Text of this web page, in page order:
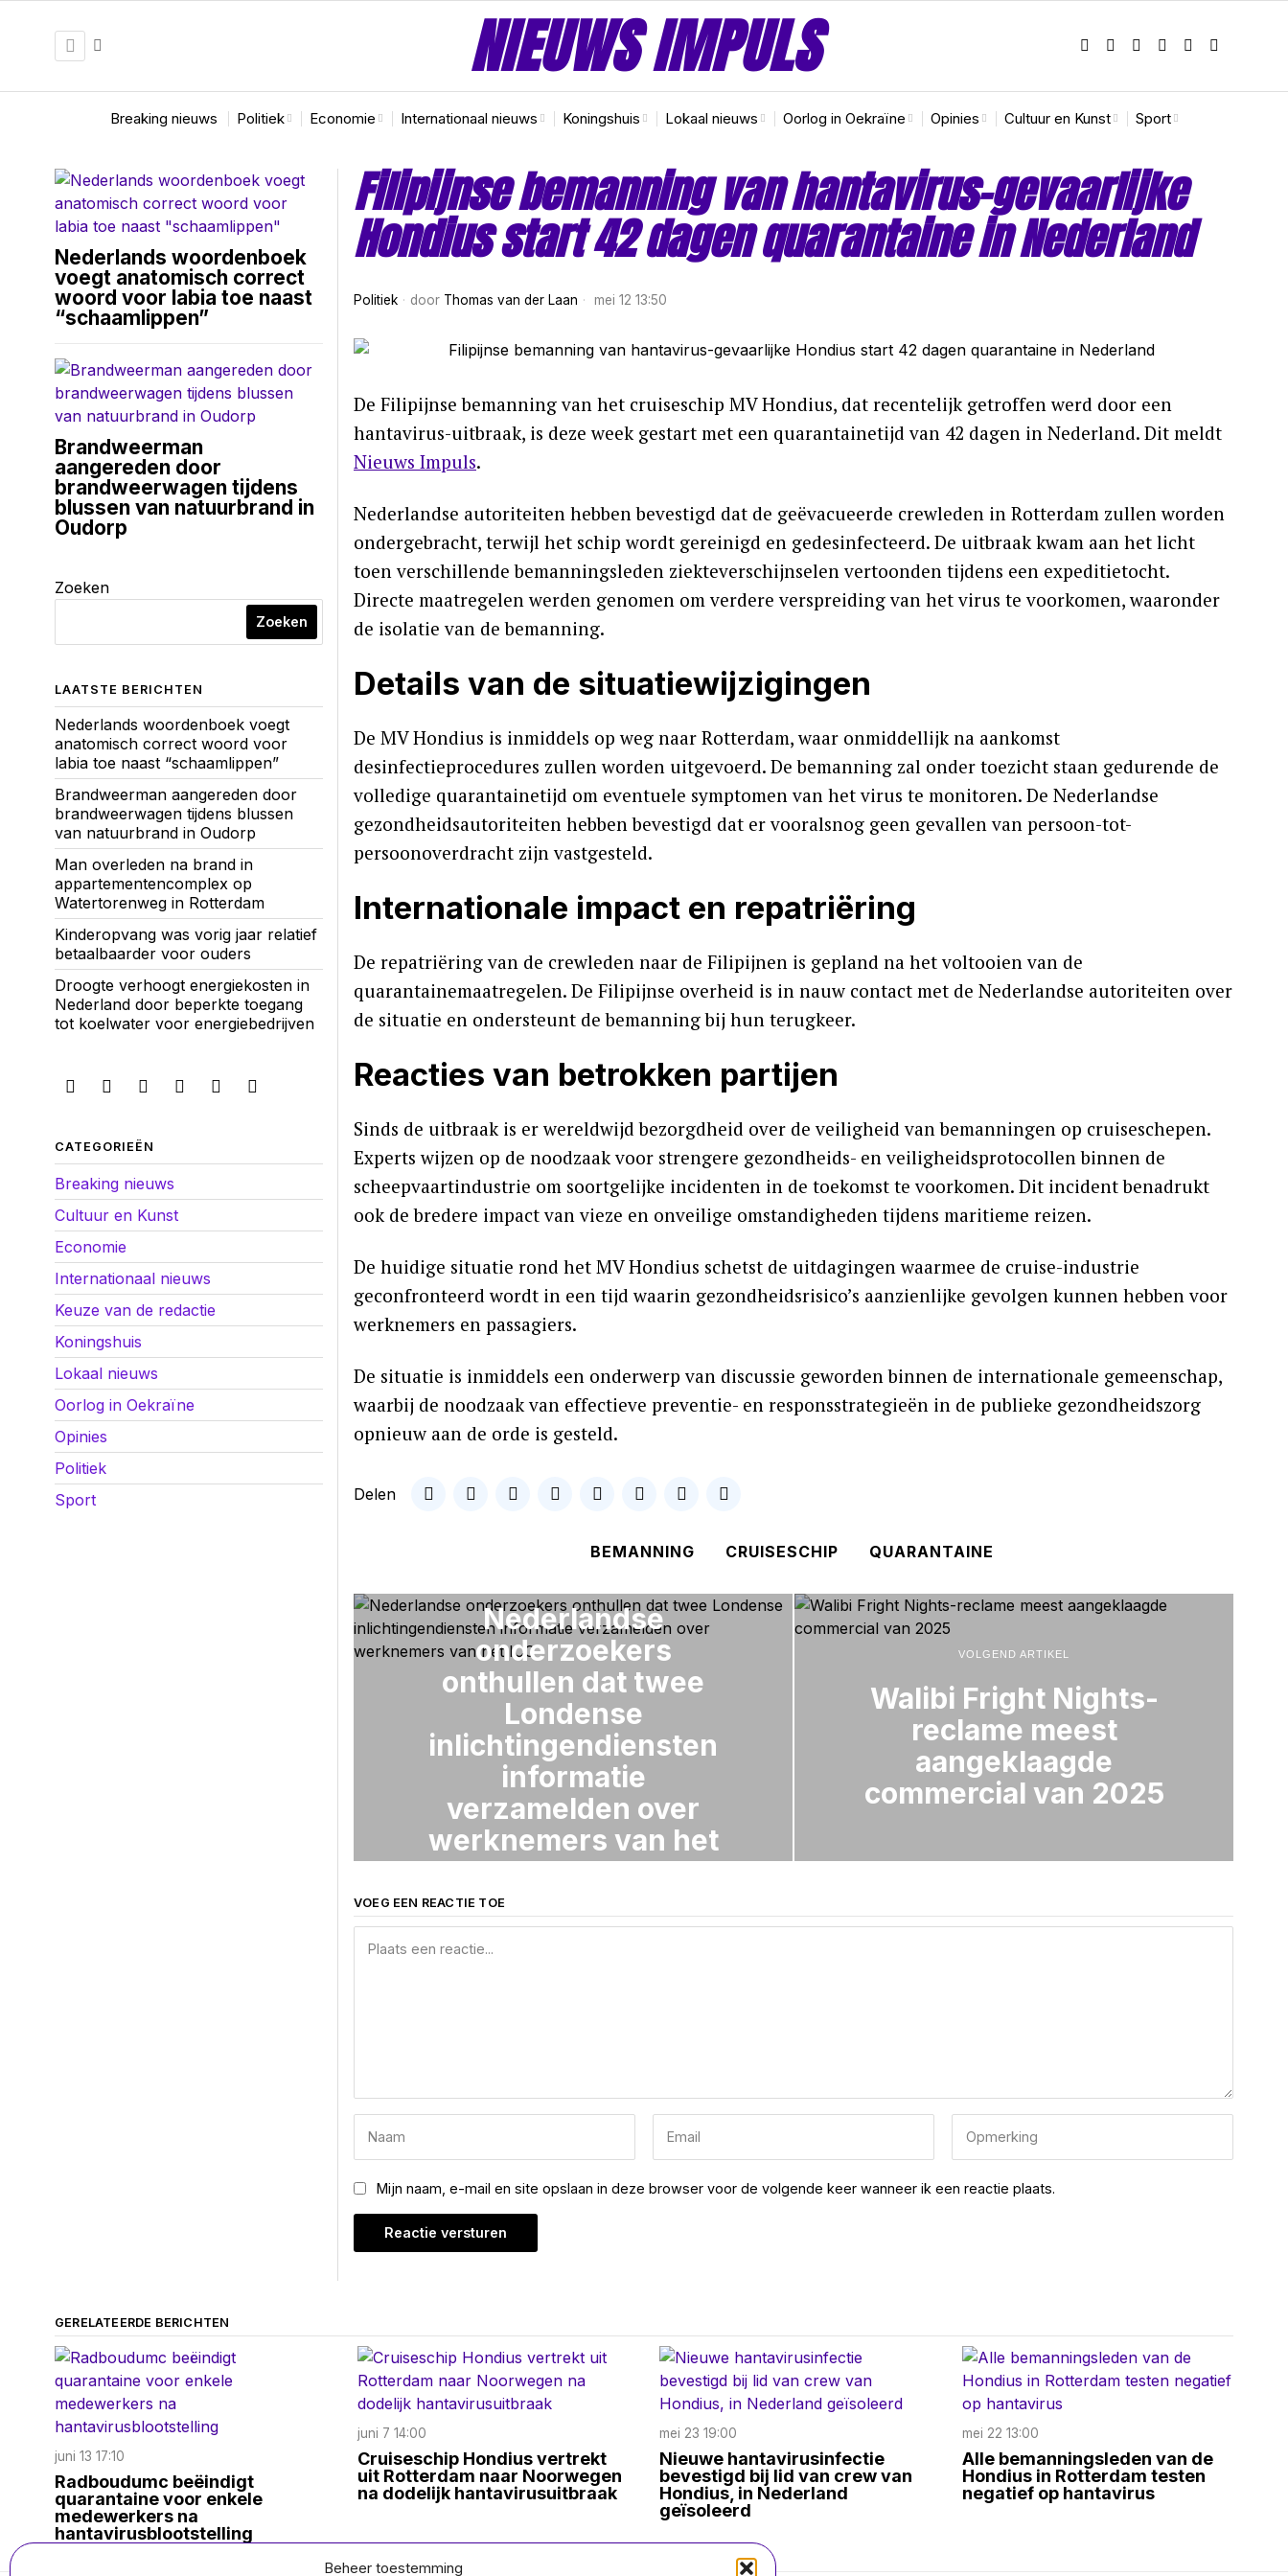
Beheer toestemming
NIEUWS IMPULS
Breaking nieuws Politiek Economie Internationaal nieuws Koningshuis Lokaal nieuws Oorlog in Oekraïne Opinies Cultuur en Kunst Sport
Filipijnse bemanning van hantavirus-gevaarlijke
Hondius start 42 dagen quarantaine in Nederland
Politiek door Thomas van der Laan mei 12 13:50
De Filipijnse bemanning van het cruiseschip MV Hondius, dat recentelijk getroffen werd door een
hantavirus-uitbraak, is deze week gestart met een quarantainetijd van 42 dagen in Nederland. Dit meldt
Nieuws Impuls.
Nederlandse autoriteiten hebben bevestigd dat de geëvacueerde crewleden in Rotterdam zullen worden
ondergebracht, terwijl het schip wordt gereinigd en gedesinfecteerd. De uitbraak kwam aan het licht
toen verschillende bemanningsleden ziekteverschijnselen vertoonden tijdens een expeditietocht.
Directe maatregelen werden genomen om verdere verspreiding van het virus te voorkomen, waaronder
de isolatie van de bemanning.
Details van de situatiewijzigingen
De MV Hondius is inmiddels op weg naar Rotterdam, waar onmiddellijk na aankomst
desinfectieprocedures zullen worden uitgevoerd. De bemanning zal onder toezicht staan gedurende de
volledige quarantainetijd om eventuele symptomen van het virus te monitoren. De Nederlandse
gezondheidsautoriteiten hebben bevestigd dat er vooralsnog geen gevallen van persoon-tot-
persoonoverdracht zijn vastgesteld.
Internationale impact en repatriëring
De repatriëring van de crewleden naar de Filipijnen is gepland na het voltooien van de
quarantainemaatregelen. De Filipijnse overheid is in nauw contact met de Nederlandse autoriteiten over
de situatie en ondersteunt de bemanning bij hun terugkeer.
Reacties van betrokken partijen
Sinds de uitbraak is er wereldwijd bezorgdheid over de veiligheid van bemanningen op cruiseschepen.
Experts wijzen op de noodzaak voor strengere gezondheids- en veiligheidsprotocollen binnen de
scheepvaartindustrie om soortgelijke incidenten in de toekomst te voorkomen. Dit incident benadrukt
ook de bredere impact van vieze en onveilige omstandigheden tijdens maritieme reizen.
De huidige situatie rond het MV Hondius schetst de uitdagingen waarmee de cruise-industrie
geconfronteerd wordt in een tijd waarin gezondheidsrisico’s aanzienlijke gevolgen kunnen hebben voor
werknemers en passagiers.
De situatie is inmiddels een onderwerp van discussie geworden binnen de internationale gemeenschap,
waarbij de noodzaak van effectieve preventie- en responsstrategieën in de publieke gezondheidszorg
opnieuw aan de orde is gesteld.
Delen
BEMANNING CRUISESCHIP QUARANTAINE
Nederlandse
onderzoekers
onthullen dat twee
Londense
inlichtingendiensten
informatie
verzamelden over
werknemers van het
ICC
VOLGEND ARTIKEL
Walibi Fright Nights-
reclame meest
aangeklaagde
commercial van 2025
VOEG EEN REACTIE TOE
Mijn naam, e-mail en site opslaan in deze browser voor de volgende keer wanneer ik een reactie plaats.
Nederlands woordenboek
voegt anatomisch correct
woord voor labia toe naast
“schaamlippen”
Brandweerman
aangereden door
brandweerwagen tijdens
blussen van natuurbrand in
Oudorp
Zoeken
Zoeken
LAATSTE BERICHTEN
Nederlands woordenboek voegt
anatomisch correct woord voor
labia toe naast “schaamlippen”
Brandweerman aangereden door
brandweerwagen tijdens blussen
van natuurbrand in Oudorp
Man overleden na brand in
appartementencomplex op
Watertorenweg in Rotterdam
Kinderopvang was vorig jaar relatief
betaalbaarder voor ouders
Droogte verhoogt energiekosten in
Nederland door beperkte toegang
tot koelwater voor energiebedrijven
CATEGORIEËN
Breaking nieuws
Cultuur en Kunst
Economie
Internationaal nieuws
Keuze van de redactie
Koningshuis
Lokaal nieuws
Oorlog in Oekraïne
Opinies
Politiek
Sport
GERELATEERDE BERICHTEN
juni 13 17:10
Radboudumc beëindigt
quarantaine voor enkele
medewerkers na
hantavirusblootstelling
juni 7 14:00
Cruiseschip Hondius vertrekt
uit Rotterdam naar Noorwegen
na dodelijk hantavirusuitbraak
mei 23 19:00
Nieuwe hantavirusinfectie
bevestigd bij lid van crew van
Hondius, in Nederland
geïsoleerd
mei 22 13:00
Alle bemanningsleden van de
Hondius in Rotterdam testen
negatief op hantavirus